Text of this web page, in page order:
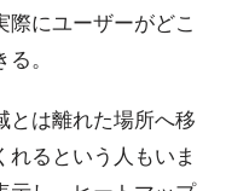
際にユーザーがどこ
。
とは離れた場所へ移
るという人もいま